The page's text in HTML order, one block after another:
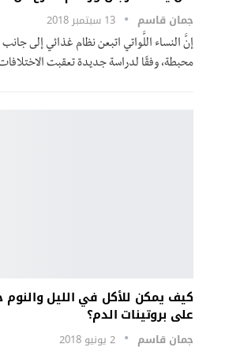
جمان قاسم 13 سبتمبر 2018
إنَّ النساء اللَّواتي اتبعن نظام غذائي إلى
محبطة، وفقًا لدراسة جديدة تعقبت
كيف يمكن للأكل في الليل والنوم
على بروتينات الدم؟
جمان قاسم 2 يونيو 2018